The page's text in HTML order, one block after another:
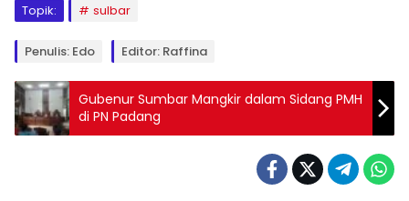
Topik:
sulbar
Penulis: Edo Editor: Raffina
Gubenur Sumbar Mangkir dalam Sidang PMH
di PN Padang